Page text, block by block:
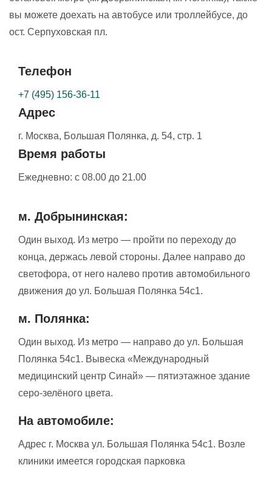
Эндовенозная лазерная коагуляция
одной вены на одной нижней
Клеевая облитерация вен в системе
БПВ или МПВ одного ствола 1
категория
Клеевая облитерация вен в системе
БПВ или МПВ одного ствола 2
категория
БПВ или МПВ одного ствола 3
категория
вы можете доехать на автобусе или троллейбусе, до
ост. Серпуховская пл.
Телефон
+7 (495) 156-36-11
Адрес
г. Москва, Большая Полянка, д. 54, стр. 1
Время работы
Ежедневно: с 08.00 до 21.00
м. Добрынинская:
Один выход. Из метро — пройти по переходу до
конца, держась левой стороны. Далее направо до
светофора, от него налево против автомобильного
движения до ул. Большая Полянка 54с1.
м. Полянка:
Один выход. Из метро — направо до ул. Большая
Полянка 54с1. Вывеска «Международный
медицинский центр Синай» — пятиэтажное здание
серо-зелёного цвета.
На автомобиле:
Адрес г. Москва ул. Большая Полянка 54с1. Возле
клиники имеется городская парковка